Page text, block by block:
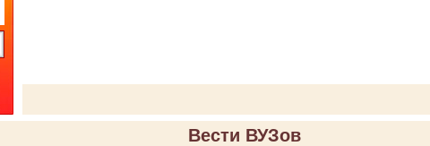
Вести ВУЗов